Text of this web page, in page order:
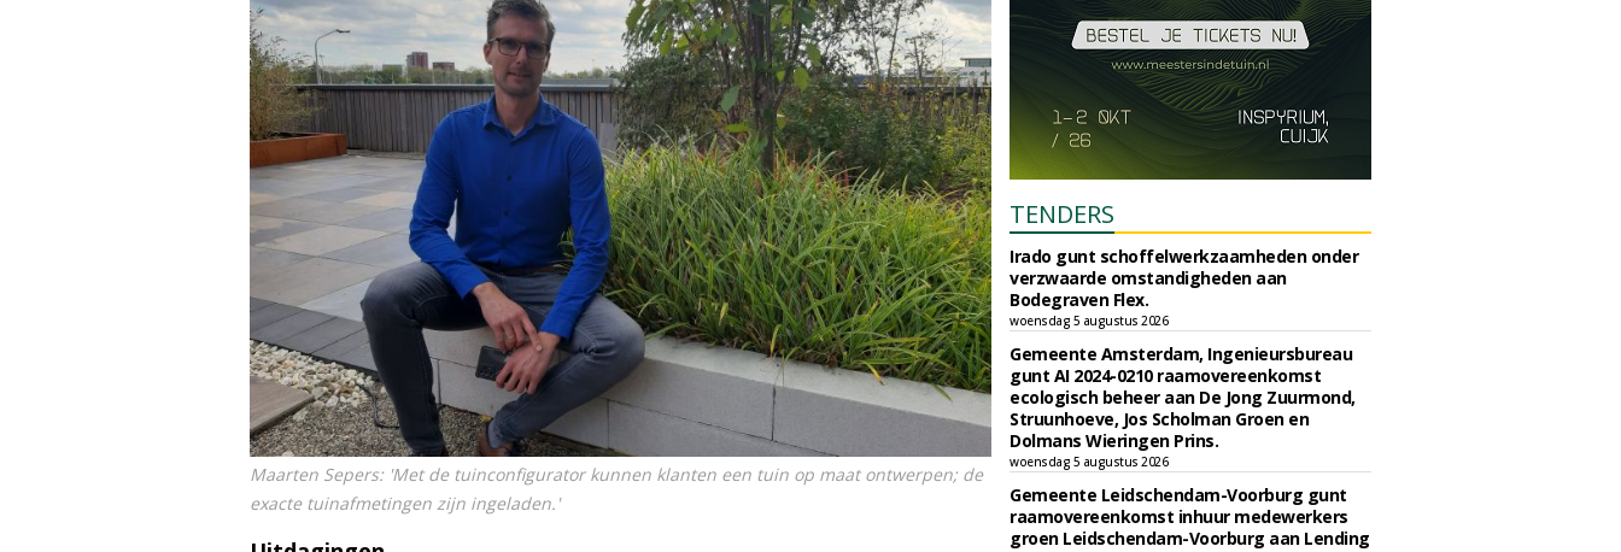
Maarten Sepers: 'Met de tuinconfigurator kunnen klanten een tuin op maat ontwerpen; de
exacte tuinafmetingen zijn ingeladen.'
TENDERS
Irado gunt schoffelwerkzaamheden onder
verzwaarde omstandigheden aan
Bodegraven Flex.
woensdag 5 augustus 2026
Gemeente Amsterdam, Ingenieursbureau
gunt AI 2024-0210 raamovereenkomst
ecologisch beheer aan De Jong Zuurmond,
Struunhoeve, Jos Scholman Groen en
Dolmans Wieringen Prins.
woensdag 5 augustus 2026
Gemeente Leidschendam-Voorburg gunt
raamovereenkomst inhuur medewerkers
groen Leidschendam-Voorburg aan Lending